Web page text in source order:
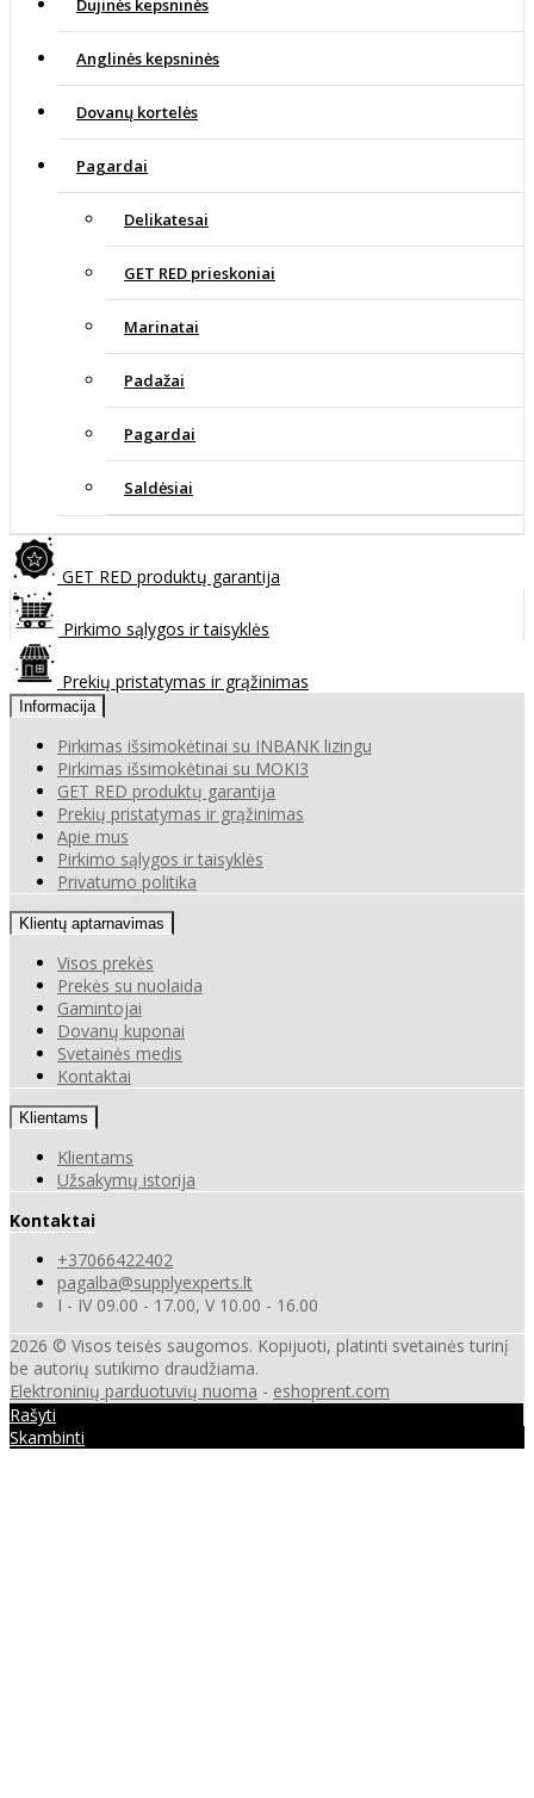
Dujinės kepsninės
Anglinės kepsninės
Dovanų kortelės
Pagardai
Delikatesai
GET RED prieskoniai
Marinatai
Padažai
Pagardai
Saldėsiai
GET RED produktų garantija
Pirkimo sąlygos ir taisyklės
Prekių pristatymas ir grąžinimas
Informacija
Pirkimas išsimokėtinai su INBANK lizingu
Pirkimas išsimokėtinai su MOKI3
GET RED produktų garantija
Prekių pristatymas ir grąžinimas
Apie mus
Pirkimo sąlygos ir taisyklės
Privatumo politika
Klientų aptarnavimas
Visos prekės
Prekės su nuolaida
Gamintojai
Dovanų kuponai
Svetainės medis
Kontaktai
Klientams
Klientams
Užsakymų istorija
Kontaktai
+37066422402
pagalba@supplyexperts.lt
I - IV 09.00 - 17.00, V 10.00 - 16.00
2026 © Visos teisės saugomos. Kopijuoti, platinti svetainės turinį
be autorių sutikimo draudžiama.
Elektroninių parduotuvių nuoma - eshoprent.com
Rašyti
Skambinti